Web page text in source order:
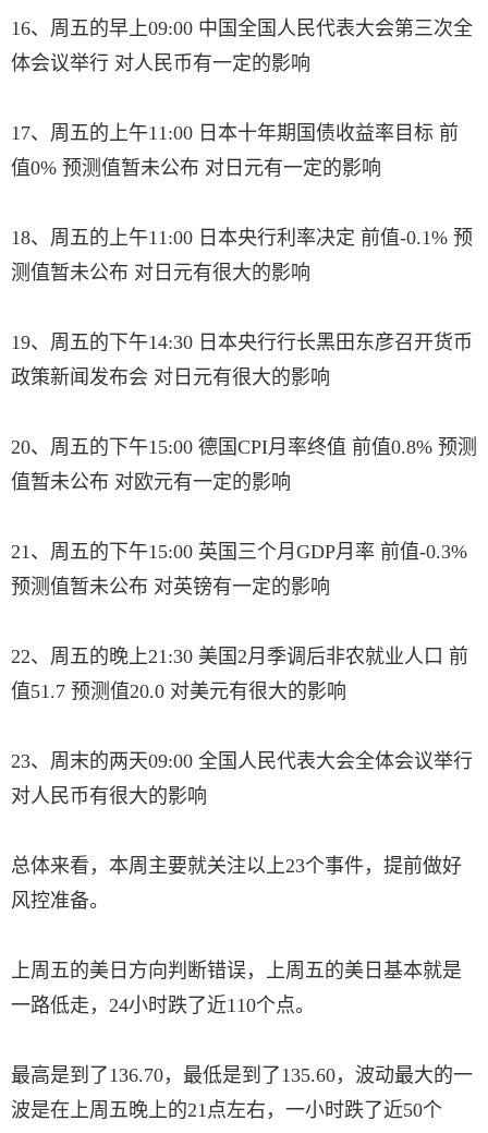
16、周五的早上09:00 中国全国人民代表大会第三次全
体会议举行 对人民币有一定的影响
17、周五的上午11:00 日本十年期国债收益率目标 前
值0% 预测值暂未公布 对日元有一定的影响
18、周五的上午11:00 日本央行利率决定 前值-0.1% 预
测值暂未公布 对日元有很大的影响
19、周五的下午14:30 日本央行行长黑田东彦召开货币
政策新闻发布会 对日元有很大的影响
20、周五的下午15:00 德国CPI月率终值 前值0.8% 预测
值暂未公布 对欧元有一定的影响
21、周五的下午15:00 英国三个月GDP月率 前值-0.3%
预测值暂未公布 对英镑有一定的影响
22、周五的晚上21:30 美国2月季调后非农就业人口 前
值51.7 预测值20.0 对美元有很大的影响
23、周末的两天09:00 全国人民代表大会全体会议举行
对人民币有很大的影响
总体来看，本周主要就关注以上23个事件，提前做好
风控准备。
上周五的美日方向判断错误，上周五的美日基本就是
一路低走，24小时跌了近110个点。
最高是到了136.70，最低是到了135.60，波动最大的一
波是在上周五晚上的21点左右，一小时跌了近50个